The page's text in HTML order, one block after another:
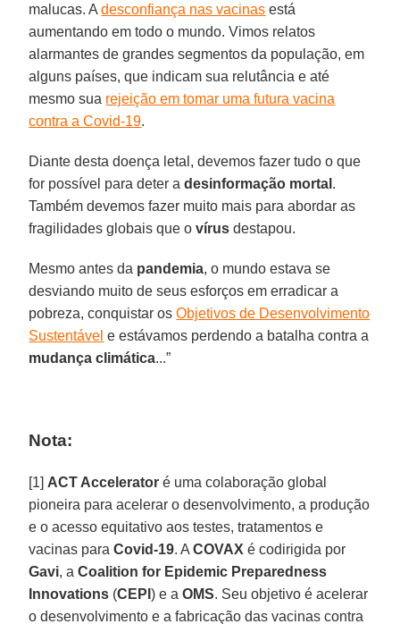
malucas. Adesconfiança nas vacinas está
aumentando em todo o mundo. Vimos relatos
alarmantes de grandes segmentos da população, em
alguns países, que indicam sua relutância e até
mesmo sua rejeição em tomar uma futura vacina
contra a Covid-19.
Diante desta doença letal, devemos fazer tudo o que
for possível para deter adesinformação mortal .
Também devemos fazer muito mais para abordar as
fragilidades globais que ovírus destapou.
Mesmo antes da pandemia, o mundo estava se
desviando muito de seus esforços em erradicar a
pobreza, conquistar osObjetivos de Desenvolvimento
Sustentável e estávamos perdendo a batalha contra a
mudança climática...”
Nota:
[1] ACT Accelerator é uma colaboração global
pioneira para acelerar o desenvolvimento, a produção
e o acesso equitativo aos testes, tratamentos e
vacinas paraCovid-19. ACOVAX é codirigida por
Gavi, aCoalition for Epidemic Preparedness
Innovations (CEPI) e aOMS. Seu objetivo é acelerar
o desenvolvimento e a fabricação das vacinas contra